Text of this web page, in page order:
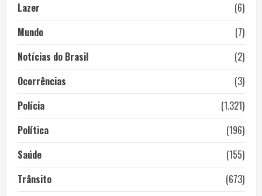
Lazer
(6)
Mundo
(7)
Notícias do Brasil
(2)
Ocorrências
(3)
Polícia
(1.321)
Política
(196)
Saúde
(155)
Trânsito
(673)